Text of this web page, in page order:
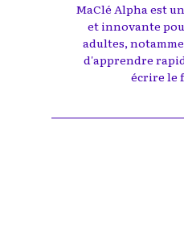
MaClé Alpha est
et innovante
adultes,
d'apprendre
écrire le